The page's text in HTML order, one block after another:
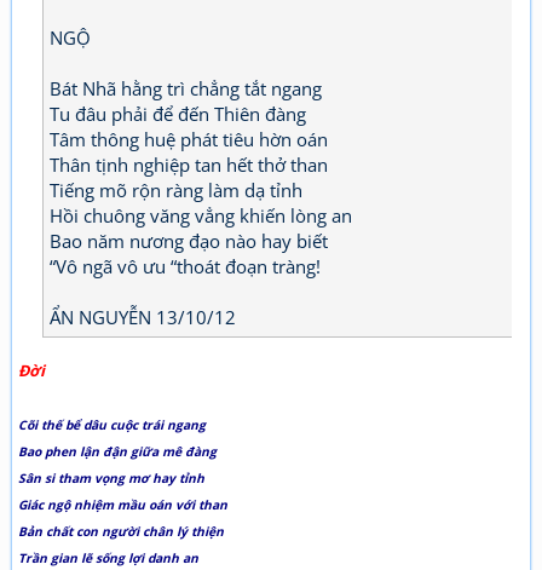
NGỘ
Bát Nhã hằng trì chẳng tắt ngang
Tu đâu phải để đến Thiên đàng
Tâm thông huệ phát tiêu hờn oán
Thân tịnh nghiệp tan hết thở than
Tiếng mõ rộn ràng làm dạ tỉnh
Hồi chuông văng vẳng khiến lòng an
Bao năm nương đạo nào hay biết
“Vô ngã vô ưu “thoát đoạn tràng!
ẨN NGUYỄN 13/10/12
Đời
Cõi thế bể dâu cuộc trái ngang
Bao phen lận đận giữa mê đàng
Sân si tham vọng mơ hay tỉnh
Giác ngộ nhiệm mầu oán với than
Bản chất con người chân lý thiện
Trần gian lẽ sống lợi danh an